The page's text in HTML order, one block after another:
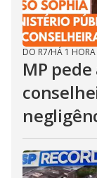
DO R7/HÁ 1 HORA
MP